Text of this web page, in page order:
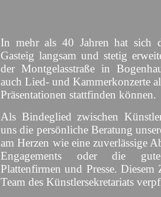
In mehr als 40 Jahren hat sich
Gasteig langsam und stetig
der Montgelasstraße in
auch Lied- und Kammerkonzerte
Präsentationen stattfinden können.
Als Bindeglied zwischen
uns die persönliche Beratung
am Herzen wie eine zuverlässige
Engagements oder die
Plattenfirmen und Presse.
Team des Künstlersekretariats